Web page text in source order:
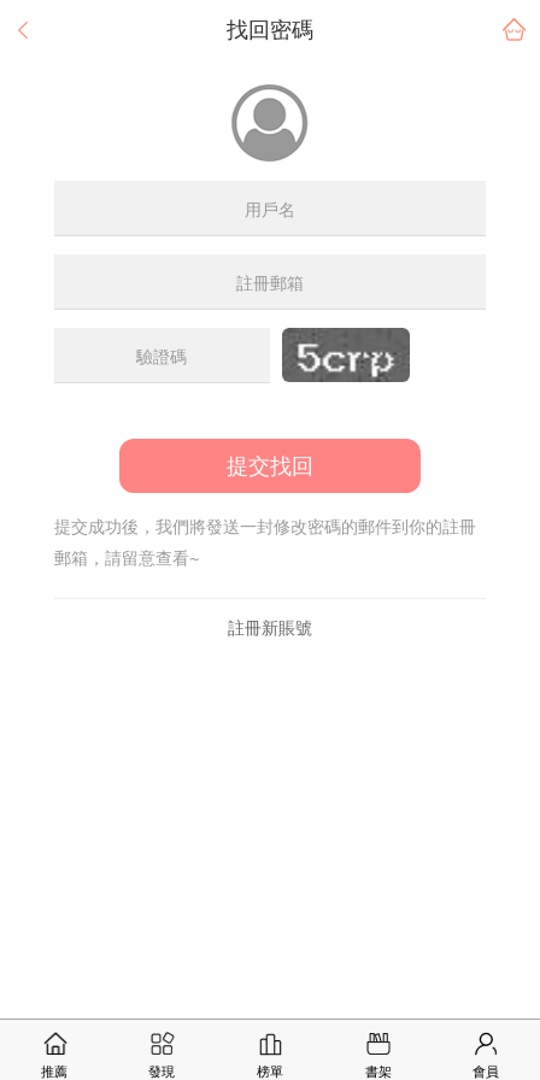
找回密碼
提交找回
提交成功後，我們將發送一封修改密碼的郵件到你的註冊
郵箱，請留意查看~
註冊新賬號
推薦 發現 榜單 書架 會員